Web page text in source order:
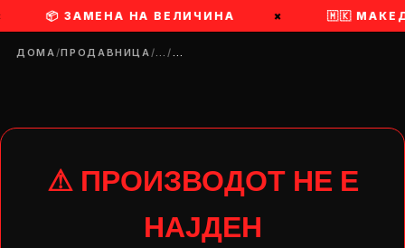
📦 ЗАМЕНА НА ВЕЛИЧИНА × 🇲🇰
ДОМА/ПРОДАВНИЦА/…/…
⚠ ПРОИЗВОДОТ НЕ Е
НАЈДЕН